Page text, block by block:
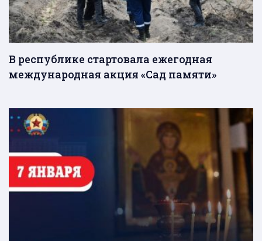
В республике стартовала ежегодная
международная акция «Сад памяти»